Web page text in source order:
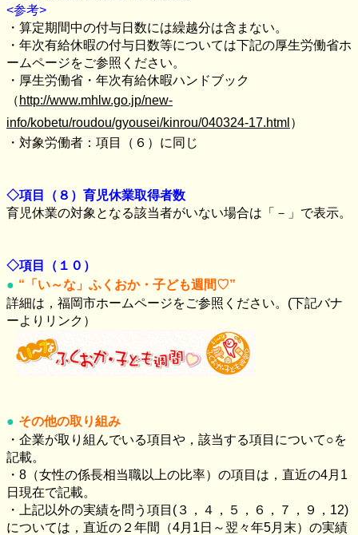
<参考>
・算定期間中の付与日数には繰越分は含まない。
・年次有給休暇の付与日数等については下記の厚生労働省ホ
ームページをご参照ください。
・厚生労働省・年次有給休暇ハンドブック
（ http://www.mhlw.go.jp/new-
info/kobetu/roudou/gyousei/kinrou/040324-17.html ）
・対象労働者：項目（６）に同じ
◇項目（８）育児休業取得者数
育児休業の対象となる該当者がいない場合は「－」で表示。
◇項目（１０）
“「い～な」ふくおか・子ども週間♡”
詳細は，福岡市ホームページをご参照ください。(下記バナ
ーよりリンク）
その他の取り組み
・企業が取り組んでいる項目や，該当する項目について○を
記載。
・ 8 （女性の係長相当職以上の比率）の項目は，直近の4月 1
日現在で記載。
・上記以外の実績を問う項目 ( ３，４，５，６，７，９， 12)
については，直近の２年間（4月 1 日～翌々年5月末）の実績